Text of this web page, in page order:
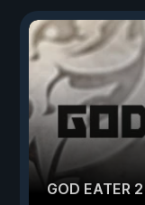
GOD EATER